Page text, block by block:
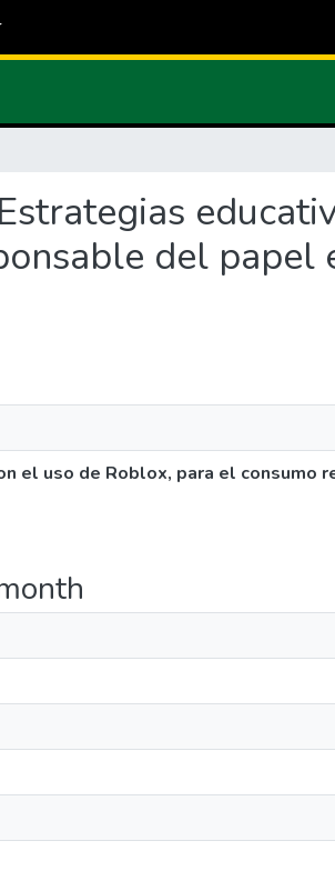
del
el uso de Roblox, para el